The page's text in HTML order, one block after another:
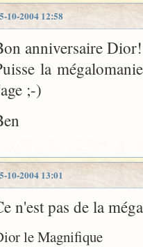
10-2004 12:58
anniversaire Dior!
la
;-)
10-2004 13:01
n'est pas de la
le Magnifique